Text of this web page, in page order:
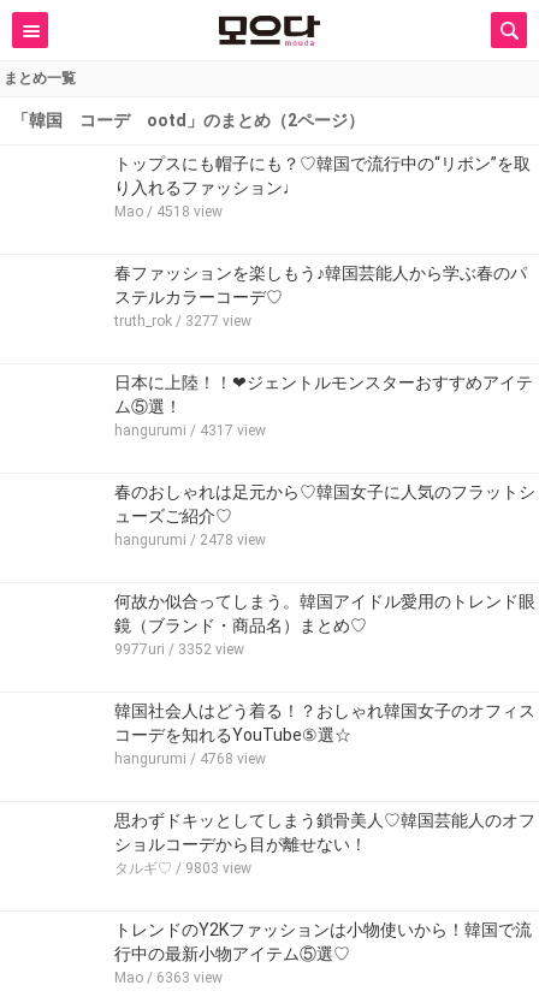
まとめ一覧
「韓国 コーデ ootd」のまとめ（2ページ）
トップスにも帽子にも？♡韓国で流行中の“リボン”を取
り入れるファッション♩
Mao / 4518 view
春ファッションを楽しもう♪韓国芸能人から学ぶ春のパ
ステルカラーコーデ♡
truth_rok / 3277 view
日本に上陸！！❤ジェントルモンスターおすすめアイテ
ム⑤選！
hangurumi / 4317 view
春のおしゃれは足元から♡韓国女子に人気のフラットシ
ューズご紹介♡
hangurumi / 2478 view
何故か似合ってしまう。韓国アイドル愛用のトレンド眼
鏡（ブランド・商品名）まとめ♡
9977uri / 3352 view
韓国社会人はどう着る！？おしゃれ韓国女子のオフィス
コーデを知れるYouTube⑤選☆
hangurumi / 4768 view
思わずドキッとしてしまう鎖骨美人♡韓国芸能人のオフ
ショルコーデから目が離せない！
タルギ♡ / 9803 view
トレンドのY2Kファッションは小物使いから！韓国で流
行中の最新小物アイテム⑤選♡
Mao / 6363 view